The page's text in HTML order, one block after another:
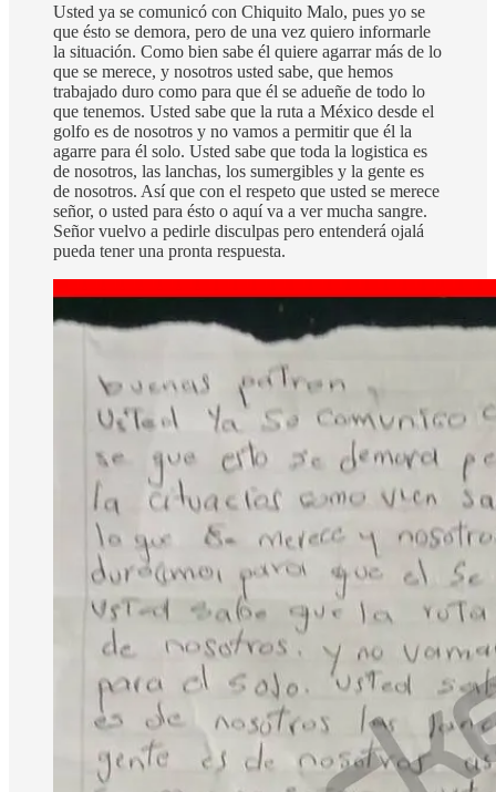
Usted ya se comunicó con Chiquito Malo, pues yo se
que ésto se demora, pero de una vez quiero informarle
la situación. Como bien sabe él quiere agarrar más de lo
que se merece, y nosotros usted sabe, que hemos
trabajado duro como para que él se adueñe de todo lo
que tenemos. Usted sabe que la ruta a México desde el
golfo es de nosotros y no vamos a permitir que él la
agarre para él solo. Usted sabe que toda la logistica es
de nosotros, las lanchas, los sumergibles y la gente es
de nosotros. Así que con el respeto que usted se merece
señor, o usted para ésto o aquí va a ver mucha sangre.
Señor vuelvo a pedirle disculpas pero entenderá ojalá
pueda tener una pronta respuesta.